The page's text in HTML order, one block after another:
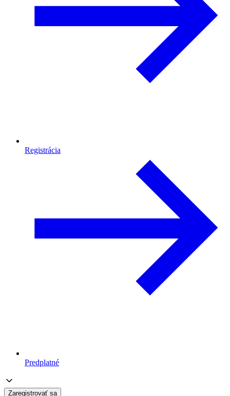
Registrácia
Predplatné
Zaregistrovať sa